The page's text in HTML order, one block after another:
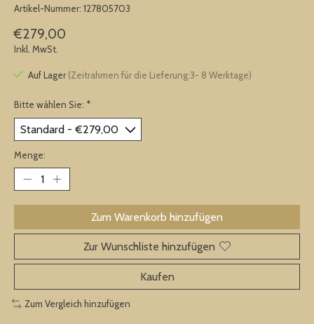
Artikel-Nummer: 127805703
€279,00
Inkl. MwSt.
Auf Lager (Zeitrahmen für die Lieferung:3- 8 Werktage)
Bitte wählen Sie: *
Menge:
Zum Warenkorb hinzufügen
Zur Wunschliste hinzufügen
Kaufen
Zum Vergleich hinzufügen